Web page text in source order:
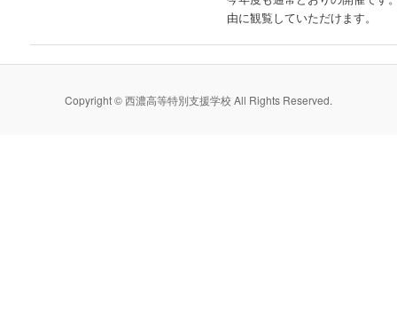
由に観覧していただけます。
Copyright © 西濃高等特別支援学校 All Rights Reserved.